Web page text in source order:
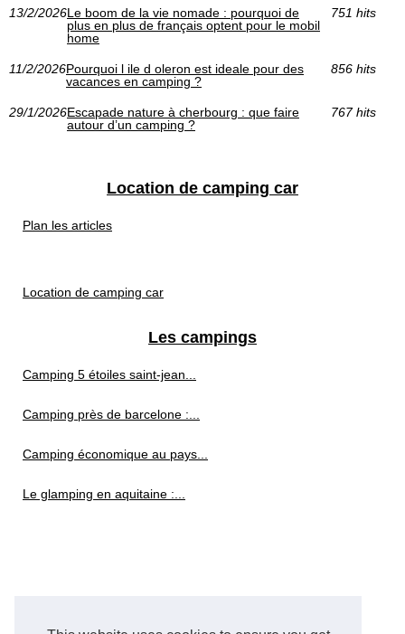
13/2/2026Le boom de la vie nomade : pourquoi de
plus en plus de français optent pour le mobil
home
751 hits
11/2/2026Pourquoi l ile d oleron est ideale pour des
vacances en camping ?
856 hits
29/1/2026Escapade nature à cherbourg : que faire
autour d’un camping ?
767 hits
Location de camping car
Plan les articles
Location de camping car
Les campings
Camping 5 étoiles saint-jean...
Camping près de barcelone :...
Camping économique au pays...
Le glamping en aquitaine :...